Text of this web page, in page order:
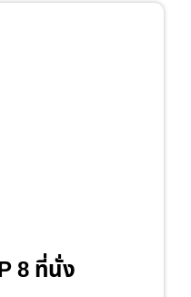
8 ที่นั่ง